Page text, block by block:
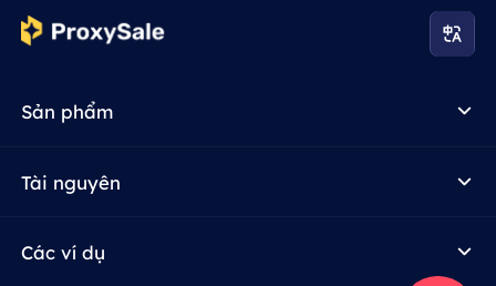
Sản phẩm
Tài nguyên
Các ví dụ